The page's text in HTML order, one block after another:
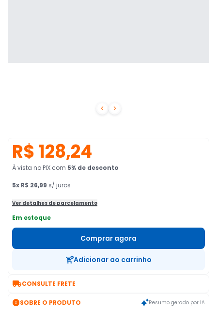
 
R$ 128,24
À vista no PIX com 5% de desconto
5x R$ 26,99 s/ juros
Ver detalhes de parcelamento
Em estoque
Comprar agora
Adicionar ao carrinho
CONSULTE FRETE
SOBRE O PRODUTO Resumo gerado por IA